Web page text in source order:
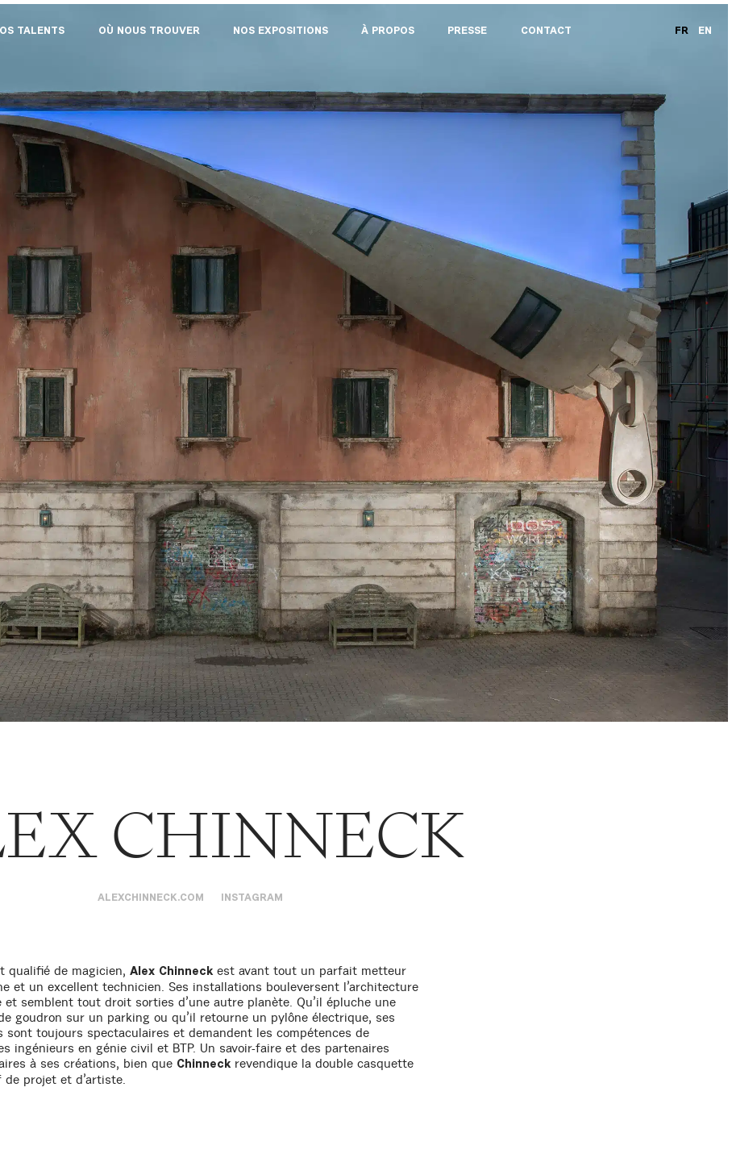
TALENTS OÙ NOUS TROUVER NOS EXPOSITIONS À PROPOS PRESSE CONTACT FR EN
CHINNECK
ALEXCHINNECK.COM INSTAGRAM
qualifié de magicien, Alex Chinneck est avant tout un parfait metteur
et un excellent technicien. Ses installations bouleversent l’architecture
et semblent tout droit sorties d’une autre planète. Qu’il épluche une
goudron sur un parking ou qu’il retourne un pylône électrique, ses
sont toujours spectaculaires et demandent les compétences de
ingénieurs en génie civil et BTP. Un savoir-faire et des partenaires
à ses créations, bien que Chinneck revendique la double casquette
de projet et d’artiste.